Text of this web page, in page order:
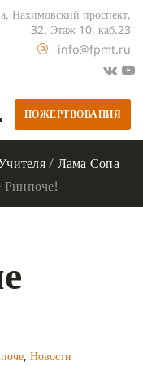
Нахимовский проспект,
32. Этаж 10, каб.23
info@fpmt.ru
ПОЖЕРТВОВАНИЯ
/ Лама Сопа
Ринпоче!
, Новости